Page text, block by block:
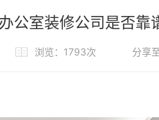
公室装修公司是否靠
浏览：1793次 分享